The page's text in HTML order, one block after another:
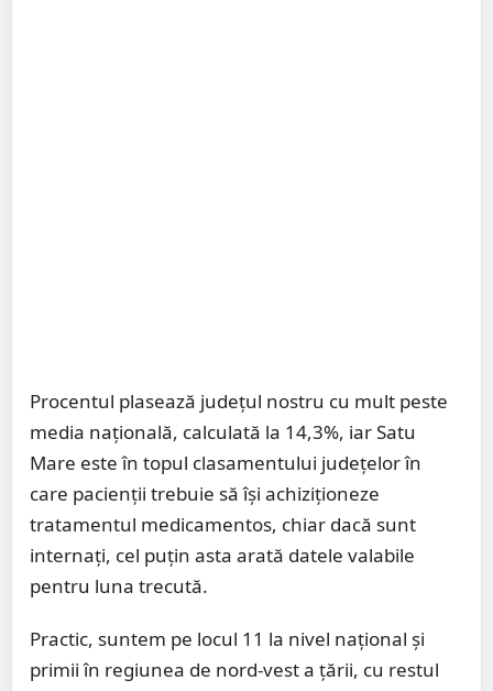
Procentul plasează județul nostru cu mult peste
media națională, calculată la 14,3%, iar Satu
Mare este în topul clasamentului județelor în
care pacienții trebuie să își achiziționeze
tratamentul medicamentos, chiar dacă sunt
internați, cel puțin asta arată datele valabile
pentru luna trecută.
Practic, suntem pe locul 11 la nivel național și
primii în regiunea de nord-vest a țării, cu restul